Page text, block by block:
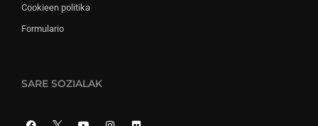
Cookieen politika
Formulario
SARE SOZIALAK